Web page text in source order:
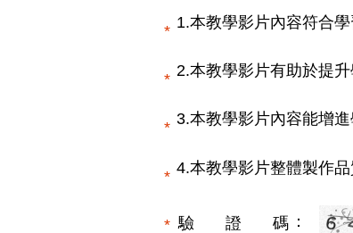
1.本教學影片內容符合
2.本教學影片有助於提
3.本教學影片內容能增
4.本教學影片整體製作
驗證碼